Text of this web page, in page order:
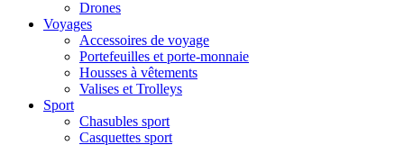
Drones
Voyages
Accessoires de voyage
Portefeuilles et porte-monnaie
Housses à vêtements
Valises et Trolleys
Sport
Chasubles sport
Casquettes sport